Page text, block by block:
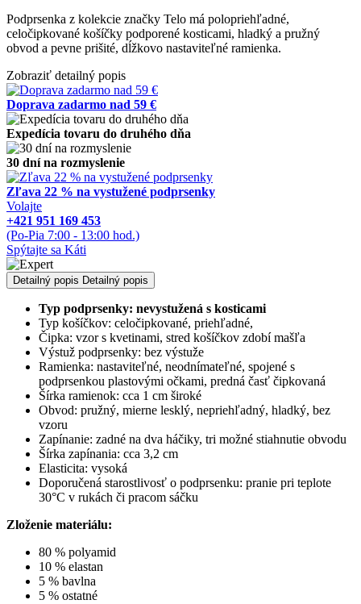
Podprsenka z kolekcie značky Telo má polopriehľadné,
celočipkované košíčky podporené kosticami, hladký a pružný
obvod a pevne prišité, dĺžkovo nastaviteľné ramienka.
Zobraziť detailný popis
Doprava zadarmo nad 59 €
Expedícia tovaru do druhého dňa
30 dní na rozmyslenie
Zľava 22 % na vystužené podprsenky
Volajte
+421 951 169 453
(Po-Pia 7:00 - 13:00 hod.)
Spýtajte sa Káti
Detailný popis Detailný popis
Typ podprsenky: nevystužená s kosticami
Typ košíčkov: celočipkované, priehľadné,
Čipka: vzor s kvetinami, stred košíčkov zdobí mašľa
Výstuž podprsenky: bez výstuže
Ramienka: nastaviteľné, neodnímateľné, spojené s
podprsenkou plastovými očkami, predná časť čipkovaná
Šírka ramienok: cca 1 cm široké
Obvod: pružný, mierne lesklý, nepriehľadný, hladký, bez
vzoru
Zapínanie: zadné na dva háčiky, tri možné stiahnutie obvodu
Šírka zapínania: cca 3,2 cm
Elasticita: vysoká
Doporučená starostlivosť o podprsenku: pranie pri teplote
30°C v rukách či pracom sáčku
Zloženie materiálu:
80 % polyamid
10 % elastan
5 % bavlna
5 % ostatné